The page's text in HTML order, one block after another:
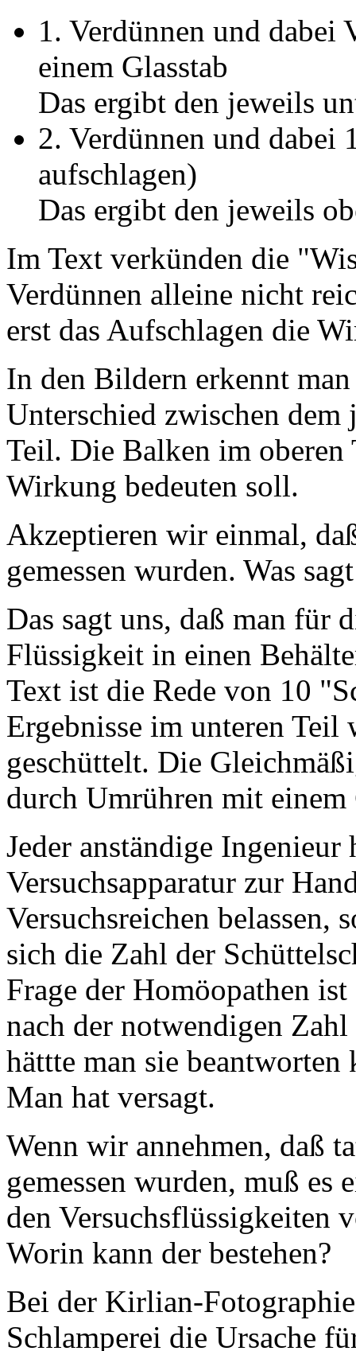
1. Verdünnen und dabei
einem Glasstab
Das ergibt den jeweils
2. Verdünnen und dabei
aufschlagen)
Das ergibt den jeweils
Im Text verkünden die
Verdünnen alleine nicht
erst das Aufschlagen die
In den Bildern erkennt
Unterschied zwischen dem
Teil. Die Balken im oberen
Wirkung bedeuten soll.
Akzeptieren wir einmal,
gemessen wurden. Was
Das sagt uns, daß man für
Flüssigkeit in einen
Text ist die Rede von 10
Ergebnisse im unteren
geschüttelt. Die
durch Umrühren mit einem
Jeder anständige
Versuchsapparatur zur
Versuchsreichen belassen,
sich die Zahl der
Frage der Homöopathen
nach der notwendigen
hättte man sie
Man hat versagt.
Wenn wir annehmen, daß
gemessen wurden, muß es
den Versuchsflüssigkeiten
Worin kann der bestehen?
Bei der Kirlian-
Schlamperei die Ursache